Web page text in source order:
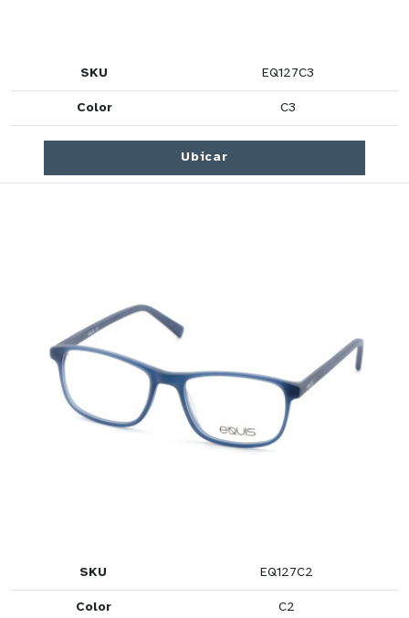
SKU EQ127C3
Color C3
Ubicar
SKU EQ127C2
Color C2